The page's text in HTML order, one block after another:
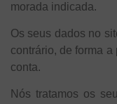
morada indicada.
Os seus dados no
contrário, de forma
conta.
Nós tratamos os